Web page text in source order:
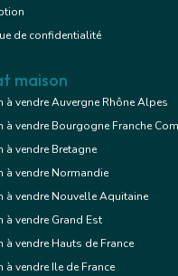
de confidentialité
maison
à vendre Auvergne Rhône Alpes
à vendre Bourgogne Franche
à vendre Bretagne
à vendre Normandie
à vendre Nouvelle Aquitaine
à vendre Grand Est
à vendre Hauts de France
à vendre Ile de France